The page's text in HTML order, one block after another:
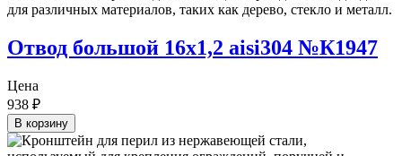
Отвод большой 16х1,2 aisi304 №К1947
Цена
938 ₽
В корзину